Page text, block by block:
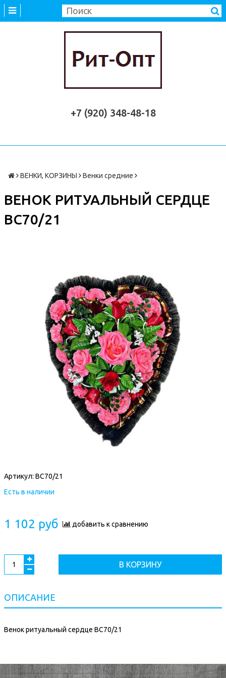
+7 (920) 348-48-18
ВЕНКИ, КОРЗИНЫ Венки средние
ВЕНОК РИТУАЛЬНЫЙ СЕРДЦЕ
ВС70/21
Артикул: ВС70/21
Есть в наличии
1 102 руб добавить к сравнению
В КОРЗИНУ
ОПИСАНИЕ
Венок ритуальный сердце ВС70/21